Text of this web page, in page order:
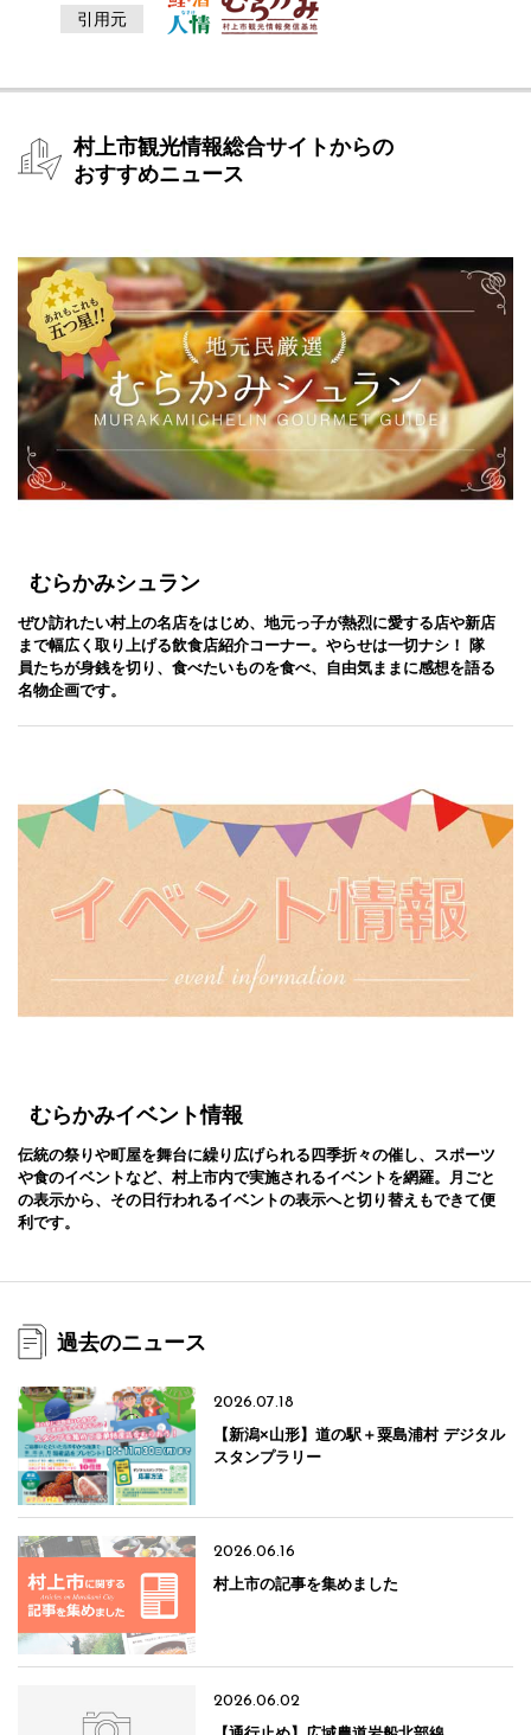
引用元
村上市観光情報総合サイトからの
おすすめニュース
むらかみシュラン
ぜひ訪れたい村上の名店をはじめ、地元っ子が熱烈に愛する店や新店
まで幅広く取り上げる飲食店紹介コーナー。やらせは一切ナシ！ 隊
員たちが身銭を切り、食べたいものを食べ、自由気ままに感想を語る
名物企画です。
むらかみイベント情報
伝統の祭りや町屋を舞台に繰り広げられる四季折々の催し、スポーツ
や食のイベントなど、村上市内で実施されるイベントを網羅。月ごと
の表示から、その日行われるイベントの表示へと切り替えもできて便
利です。
過去のニュース
2026.07.18
【新潟×山形】道の駅＋粟島浦村 デジタル
スタンプラリー
2026.06.16
村上市の記事を集めました
2026.06.02